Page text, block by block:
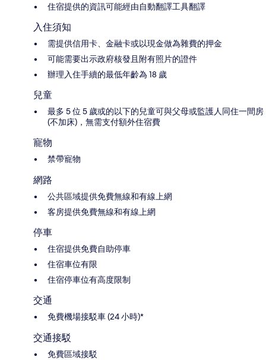
住宿提供的資訊可能經由自動翻譯工具翻譯
入住須知
需提供信用卡、金融卡或以現金做為雜費的押金
可能需要出示政府核發且附有照片的證件
辦理入住手續的最低年齡為 18 歲
兒童
最多 5 位 5 歲或的以下的兒童可與父母或監護人同住一間房
(不加床)，無需支付額外住宿費
寵物
禁帶寵物
網路
公共區域提供免費無線和有線上網
客房提供免費無線和有線上網
停車
住宿提供免費自助停車
住宿車位有限
住宿停車位有高度限制
交通
免費機場接駁車 (24 小時)*
交通接駁
免費區域接駁